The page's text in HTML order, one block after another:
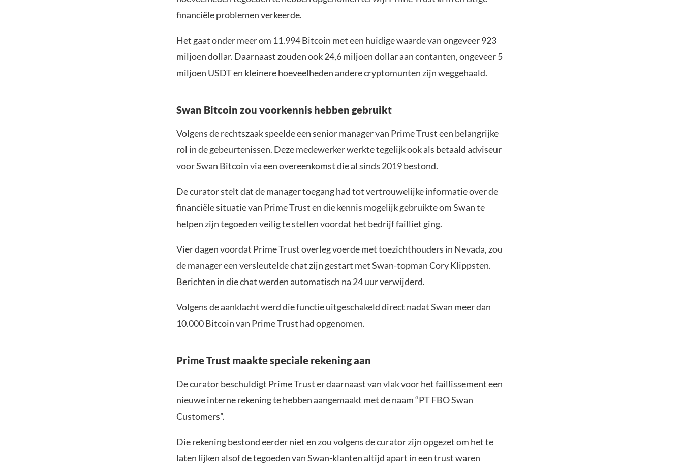
financiële problemen verkeerde.
Het gaat onder meer om 11.994 Bitcoin met een huidige waarde van ongeveer 923
miljoen dollar. Daarnaast zouden ook 24,6 miljoen dollar aan contanten, ongeveer 5
miljoen USDT en kleinere hoeveelheden andere cryptomunten zijn weggehaald.
Swan Bitcoin zou voorkennis hebben gebruikt
Volgens de rechtszaak speelde een senior manager van Prime Trust een belangrijke
rol in de gebeurtenissen. Deze medewerker werkte tegelijk ook als betaald adviseur
voor Swan Bitcoin via een overeenkomst die al sinds 2019 bestond.
De curator stelt dat de manager toegang had tot vertrouwelijke informatie over de
financiële situatie van Prime Trust en die kennis mogelijk gebruikte om Swan te
helpen zijn tegoeden veilig te stellen voordat het bedrijf failliet ging.
Vier dagen voordat Prime Trust overleg voerde met toezichthouders in Nevada, zou
de manager een versleutelde chat zijn gestart met Swan-topman Cory Klippsten.
Berichten in die chat werden automatisch na 24 uur verwijderd.
Volgens de aanklacht werd die functie uitgeschakeld direct nadat Swan meer dan
10.000 Bitcoin van Prime Trust had opgenomen.
Prime Trust maakte speciale rekening aan
De curator beschuldigt Prime Trust er daarnaast van vlak voor het faillissement een
nieuwe interne rekening te hebben aangemaakt met de naam “PT FBO Swan
Customers”.
Die rekening bestond eerder niet en zou volgens de curator zijn opgezet om het te
laten lijken alsof de tegoeden van Swan-klanten altijd apart in een trust waren